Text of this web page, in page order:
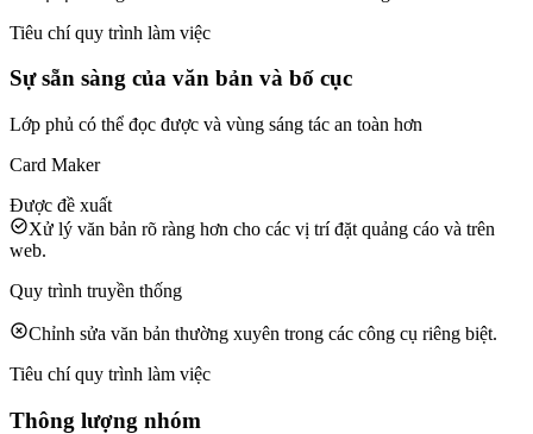
Tiêu chí quy trình làm việc
Sự sẵn sàng của văn bản và bố cục
Lớp phủ có thể đọc được và vùng sáng tác an toàn hơn
Card Maker
Được đề xuất
Xử lý văn bản rõ ràng hơn cho các vị trí đặt quảng cáo và trên
web.
Quy trình truyền thống
Chỉnh sửa văn bản thường xuyên trong các công cụ riêng biệt.
Tiêu chí quy trình làm việc
Thông lượng nhóm